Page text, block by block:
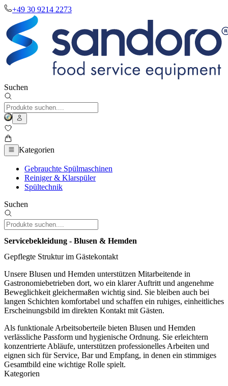
+49 30 9214 2273
Suchen
Kategorien
Gebrauchte Spülmaschinen
Reiniger & Klarspüler
Spültechnik
Suchen
Servicebekleidung - Blusen & Hemden
Gepflegte Struktur im Gästekontakt
Unsere Blusen und Hemden unterstützen Mitarbeitende in
Gastronomiebetrieben dort, wo ein klarer Auftritt und angenehme
Beweglichkeit gleichermaßen wichtig sind. Sie bleiben auch bei
langen Schichten komfortabel und schaffen ein ruhiges, einheitliches
Erscheinungsbild im direkten Kontakt mit Gästen.
Als funktionale Arbeitsoberteile bieten Blusen und Hemden
verlässliche Passform und hygienische Ordnung. Sie erleichtern
konzentrierte Abläufe, unterstützen professionelles Arbeiten und
eignen sich für Service, Bar und Empfang, in denen ein stimmiges
Gesamtbild eine wichtige Rolle spielt.
Kategorien